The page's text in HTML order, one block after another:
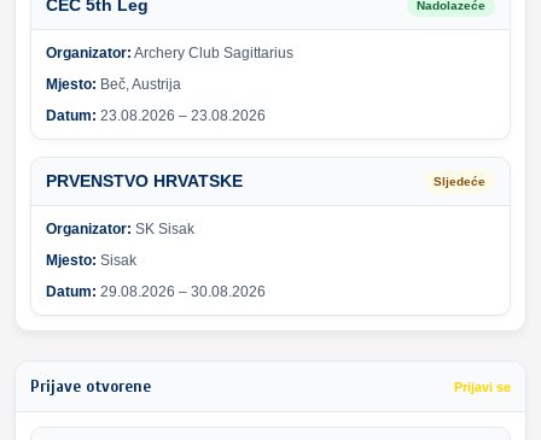
CEC 5th Leg Nadolazeće
Organizator: Archery Club Sagittarius
Mjesto: Beč, Austrija
Datum: 23.08.2026 – 23.08.2026
PRVENSTVO HRVATSKE Sljedeće
Organizator: SK Sisak
Mjesto: Sisak
Datum: 29.08.2026 – 30.08.2026
Prijave otvorene Prijavi se